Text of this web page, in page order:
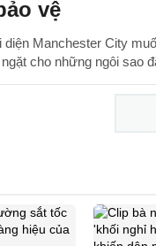
vệ
Manchester City
cho những ngôi sao